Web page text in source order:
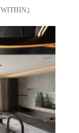
」